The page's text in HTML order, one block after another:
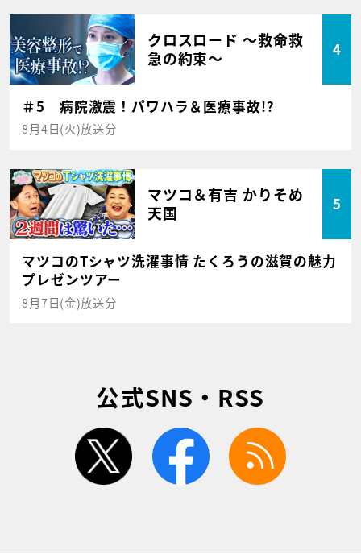
クロスロード ～救命救
急の約束～
4
＃5 病院激震！パワハラ＆医療事故!?
8月4日(火)放送分
マツコ＆有吉 かりそめ
天国
5
マツコのTシャツ洗濯事情 たくろうの滋賀の魅力
プレゼンツアー
8月7日(金)放送分
公式SNS・RSS
twitter facebook